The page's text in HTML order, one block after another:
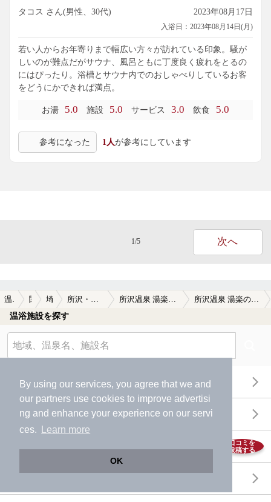
By using our services, you agree that we and
our partners use cookies to improve advertisi
ng and enhance your experience on our servi
ces.
Learn more
OK
口コミを
投稿する
タコス さん(男性、30代) 2023年08月17日
入浴日：2023年08月14日(月)
若い人からお年寄りまで幅広い方々が訪れている印象。騒が
しいのが難点だがサウナ、風呂ともに丁度良く疲れをとるの
にはぴったり。浴槽とサウナ内でのおしゃべりしているお客
をどうにかできれば満点。
お湯 5.0 施設 5.0 サービス 3.0 飲食 5.0
参考になった 1人が参考にしています
次へ
1/5
温泉TOP 関東 埼玉県 所沢・入間・狭山周辺 所沢温泉 湯楽の里（ゆらのさと） 所沢温泉 湯楽の里（ゆらのさと）の口コミ一覧
温浴施設を探す
エリアから探す
地図から探す